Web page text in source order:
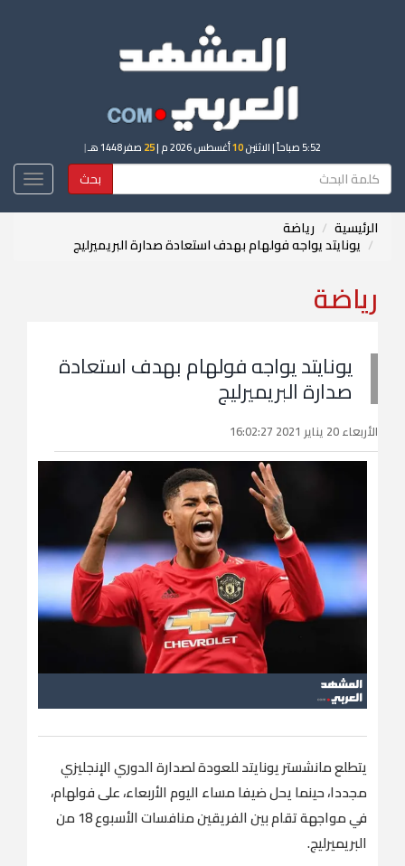
5:52 صباحاً | الاثنين10أغسطس 2026 م | 25 صفر 1448 هـ |
بحث
الرئيسية رياضة
يونايتد يواجه فولهام بهدف استعادة صدارة البريميرليج
رياضة
يونايتد يواجه فولهام بهدف استعادة
صدارة البريميرليج
الأربعاء 20 يناير 2021 16:02:27
يتطلع مانشستر يونايتد للعودة لصدارة الدوري الإنجليزي
مجددا، حينما يحل ضيفا مساء اليوم الأربعاء، على فولهام،
في مواجهة تقام بين الفريقين منافسات الأسبوع 18 من
البريميرليج.